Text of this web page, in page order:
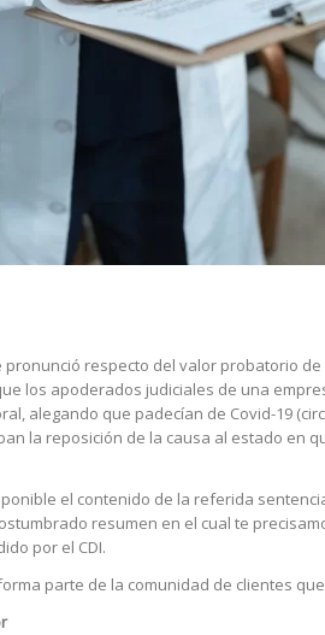
pronunció respecto del valor probatorio
los apoderados judiciales de una
alegando que padecían de Covid-19
la reposición de la causa al estado en
el contenido de la referida
resumen en el cual te
por el CDI.
parte de la comunidad de clientes